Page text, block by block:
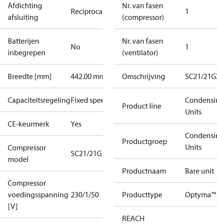
Afdichting
afsluiting
Reciprocating
Batterijen
inbegrepen
No
Breedte [mm] 442.00 mm
CapaciteitsregelingFixed speed
CE-keurmerk Yes
Compressor
model
SC21/21G
Compressor
voedingsspanning
[V]
230/1/50
Nr. van fasen
(compressor)
1
Nr. van fasen
(ventilator)
1
Omschrijving SC21/
Product line
Units
Productgroep
Units
Productnaam Bare unit
Producttype Optyma™
REACH